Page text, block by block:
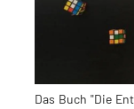
Das Buch "Die